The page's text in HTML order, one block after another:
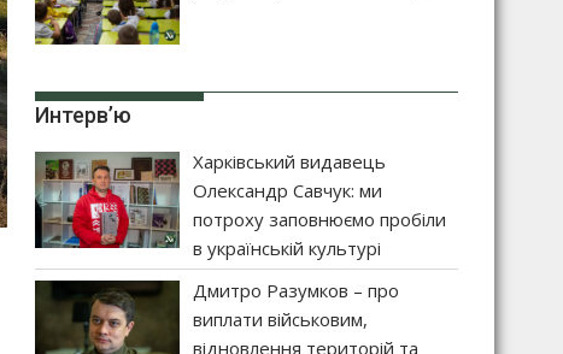
Интерв’ю
Харківський видавець
Олександр Савчук: ми
потроху заповнюємо пробіли
в українській культурі
Дмитро Разумков – про
виплати військовим,
відновлення територій та